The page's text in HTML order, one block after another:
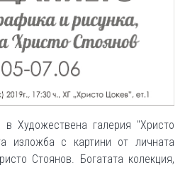
Художествена галерия "Христо
изложба с картини от личната
Стоянов. Богатата колекция,